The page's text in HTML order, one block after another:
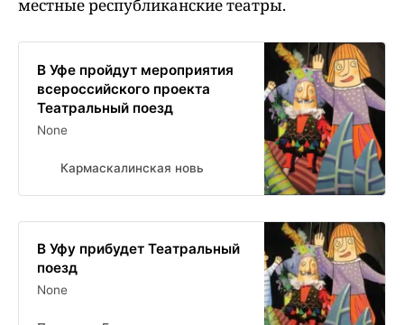
местные республиканские театры.
В Уфе пройдут мероприятия
всероссийского проекта
Театральный поезд
None
Кармаскалинская новь
В Уфу прибудет Театральный
поезд
None